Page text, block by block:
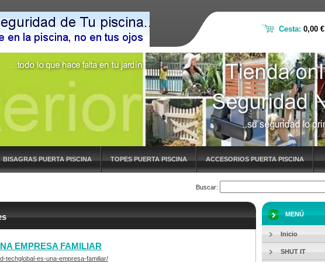
BISAGRAS PUERTA PISCINA TOPES PUERTA PISCINA ACCESORIOS PUERTA PISCINA
Buscar:
EMPRESA FAMILIAR
techglobal-es-una-empresa-familiar/
MENÚ
Inicio
SHUT IT
Cesta: 0,00 €